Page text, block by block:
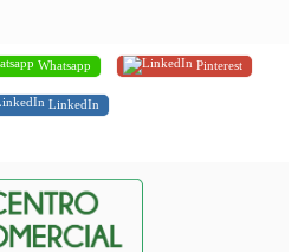
Whatsapp Pinterest
LinkedIn